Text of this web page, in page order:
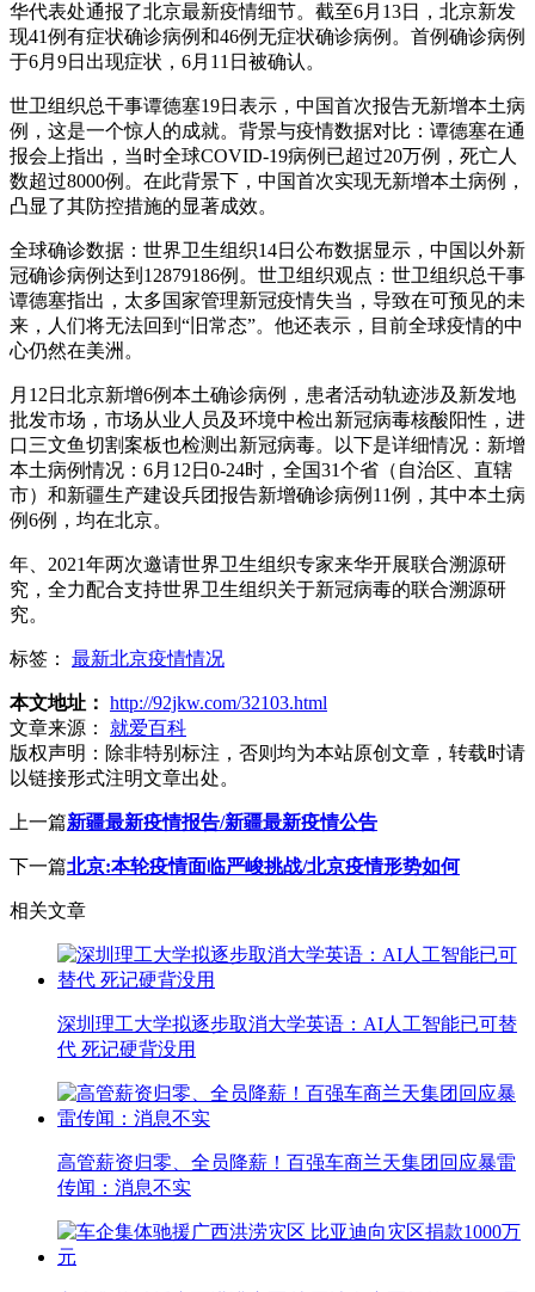
华代表处通报了北京最新疫情细节。截至6月13日，北京新发
现41例有症状确诊病例和46例无症状确诊病例。首例确诊病例
于6月9日出现症状，6月11日被确认。
世卫组织总干事谭德塞19日表示，中国首次报告无新增本土病
例，这是一个惊人的成就。背景与疫情数据对比：谭德塞在通
报会上指出，当时全球COVID-19病例已超过20万例，死亡人
数超过8000例。在此背景下，中国首次实现无新增本土病例，
凸显了其防控措施的显著成效。
全球确诊数据：世界卫生组织14日公布数据显示，中国以外新
冠确诊病例达到12879186例。世卫组织观点：世卫组织总干事
谭德塞指出，太多国家管理新冠疫情失当，导致在可预见的未
来，人们将无法回到“旧常态”。他还表示，目前全球疫情的中
心仍然在美洲。
月12日北京新增6例本土确诊病例，患者活动轨迹涉及新发地
批发市场，市场从业人员及环境中检出新冠病毒核酸阳性，进
口三文鱼切割案板也检测出新冠病毒。以下是详细情况：新增
本土病例情况：6月12日0-24时，全国31个省（自治区、直辖
市）和新疆生产建设兵团报告新增确诊病例11例，其中本土病
例6例，均在北京。
年、2021年两次邀请世界卫生组织专家来华开展联合溯源研
究，全力配合支持世界卫生组织关于新冠病毒的联合溯源研
究。
标签： 最新北京疫情情况
本文地址： http://92jkw.com/32103.html
文章来源：
就爱百科
版权声明： 除非特别标注，否则均为本站原创文章，转载时请
以链接形式注明文章出处。
上一篇新疆最新疫情报告/新疆最新疫情公告
下一篇北京:本轮疫情面临严峻挑战/北京疫情形势如何
相关文章
深圳理工大学拟逐步取消大学英语：AI人工智能已可替
代 死记硬背没用
高管薪资归零、全员降薪！百强车商兰天集团回应暴雷
传闻：消息不实